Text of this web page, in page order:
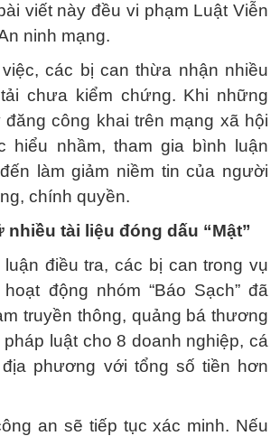
viết này đều vi phạm Luật Viễn
ninh mạng.
các bị can thừa nhận nhiều
chưa kiểm chứng. Khi những
công khai trên mạng xã hội
hiểu nhầm, tham gia bình luận
làm giảm niềm tin của người
chính quyền.
tài liệu đóng dấu “Mật”
điều tra, các bị can trong vụ
động nhóm “Báo Sạch” đã
truyền thông, quảng bá thương
luật cho 8 doanh nghiệp, cá
phương với tổng số tiền hơn
an sẽ tiếp tục xác minh. Nếu